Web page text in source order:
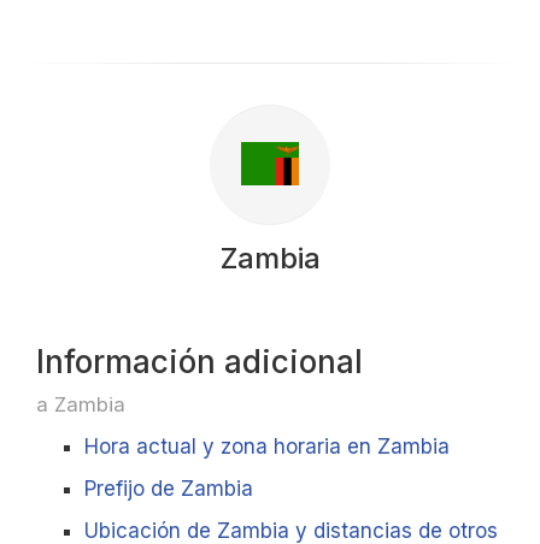
Zambia
Información adicional
a Zambia
Hora actual y zona horaria en Zambia
Prefijo de Zambia
Ubicación de Zambia y distancias de otros